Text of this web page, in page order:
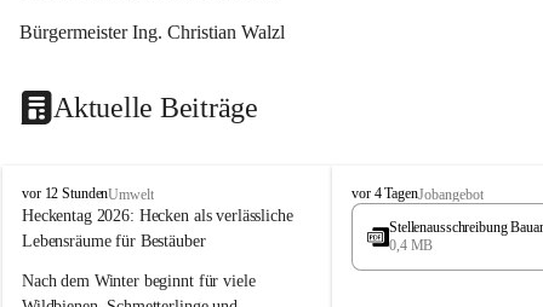
Bürgermeister Ing. Christian Walzl
Aktuelle Beiträge
S
t
ö
s
vor 12 StundenUmwelt
Heckentag 2026: Hecken als verlässliche
Lebensräume für Bestäuber
Nach dem Winter beginnt für viele
S
t
s
vor 4 TagenJobangebot
Stellenausschreibung
0,4 MB